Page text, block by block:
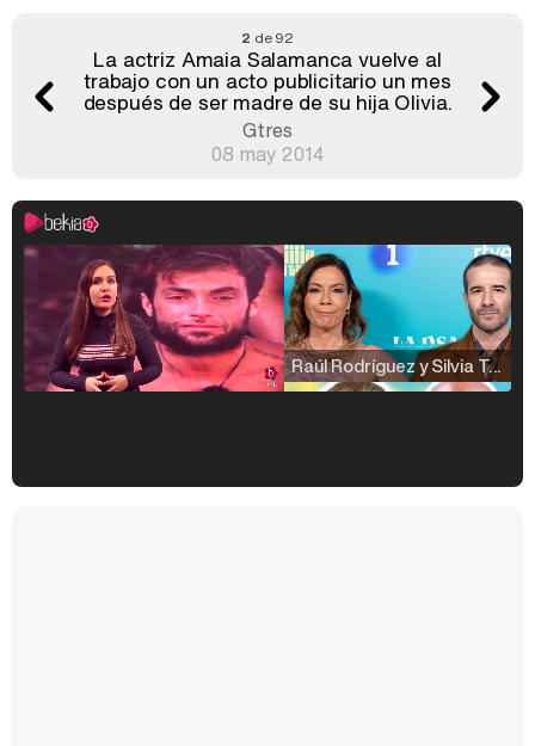
2 de 92
La actriz Amaia Salamanca vuelve al
trabajo con un acto publicitario un mes
después de ser madre de su hija Olivia.
Gtres
08 may 2014
Raúl Rodríguez y Silvia Taulés nos cuentan su papel en 'La familia de la tele'